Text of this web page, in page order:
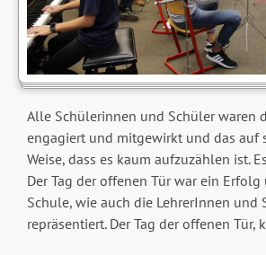
Alle Schülerinnen und Schüler waren
engagiert und mitgewirkt und das auf
Weise, dass es kaum aufzuzählen ist.
Der Tag der offenen Tür war ein
Schule, wie auch die LehrerInnen und
repräsentiert. Der Tag der offenen Tür,